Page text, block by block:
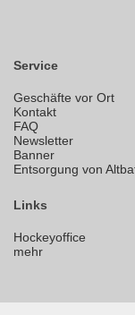
Service
Geschäfte vor Ort
Kontakt
FAQ
Newsletter
Banner
Entsorgung von
Links
Hockeyoffice
mehr